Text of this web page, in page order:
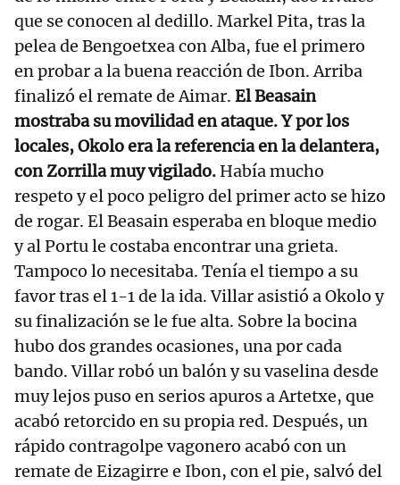
que se conocen al dedillo. Markel Pita, tras la
pelea de Bengoetxea con Alba, fue el primero
en probar a la buena reacción de Ibon. Arriba
finalizó el remate de Aimar. El Beasain
mostraba su movilidad en ataque. Y por los
locales, Okolo era la referencia en la delantera,
con Zorrilla muy vigilado. Había mucho
respeto y el poco peligro del primer acto se hizo
de rogar. El Beasain esperaba en bloque medio
y al Portu le costaba encontrar una grieta.
Tampoco lo necesitaba. Tenía el tiempo a su
favor tras el 1-1 de la ida. Villar asistió a Okolo y
su finalización se le fue alta. Sobre la bocina
hubo dos grandes ocasiones, una por cada
bando. Villar robó un balón y su vaselina desde
muy lejos puso en serios apuros a Artetxe, que
acabó retorcido en su propia red. Después, un
rápido contragolpe vagonero acabó con un
remate de Eizagirre e Ibon, con el pie, salvó del